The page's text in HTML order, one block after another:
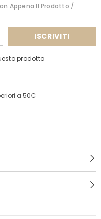
Appena Il Prodotto /
ISCRIVITI
prodotto
a 50€